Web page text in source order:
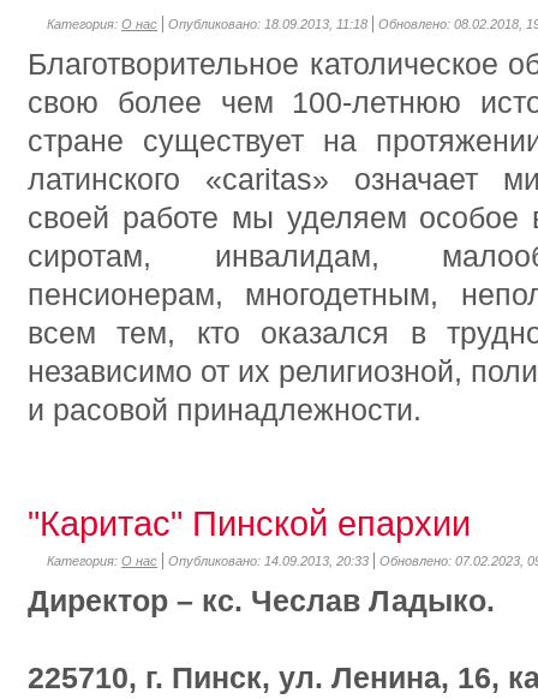
Категория: О нас Опубликовано: 18.09.2013, 11:18 Обновлено: 08.02.2018,
Благотворительное католическое
свою более чем 100-летнюю
стране существует на
латинского «caritas» означает
своей работе мы уделяем особое
сиротам, инвалидам,
пенсионерам, многодетным,
всем тем, кто оказался в
независимо от их религиозной,
и расовой принадлежности.
"Каритас" Пинской епархии
Категория: О нас Опубликовано: 14.09.2013, 20:33 Обновлено: 07.02.2023,
Директор – кс. Чеслав Ладыко.
225710, г. Пинск, ул. Ленина, 16,